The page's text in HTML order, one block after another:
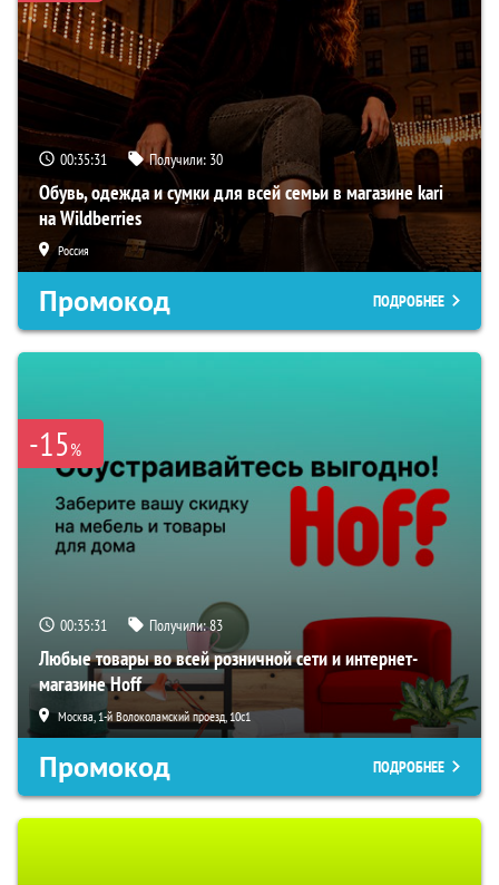
00:35:30 Получили: 30
Обувь, одежда и сумки для всей семьи в магазине kari
на Wildberries
Россия
Промокод ПОДРОБНЕЕ
-15%
00:35:30 Получили:83
Любые товары во всей розничной сети и интернет-
магазине Hoff
Москва, 1-й Волоколамский проезд, 10с1
Промокод ПОДРОБНЕЕ